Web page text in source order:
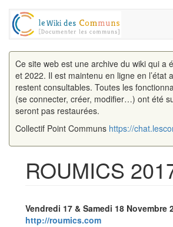
Ce site web est une archive du wiki qui a
et 2022. Il est maintenu en ligne en l’état
restent consultables. Toutes les
(se connecter, créer, modifier…) ont été
seront pas restaurées.
Collectif Point Communs https://
ROUMICS
Vendredi 17 & Samedi 18 Novembre
http://roumics.com